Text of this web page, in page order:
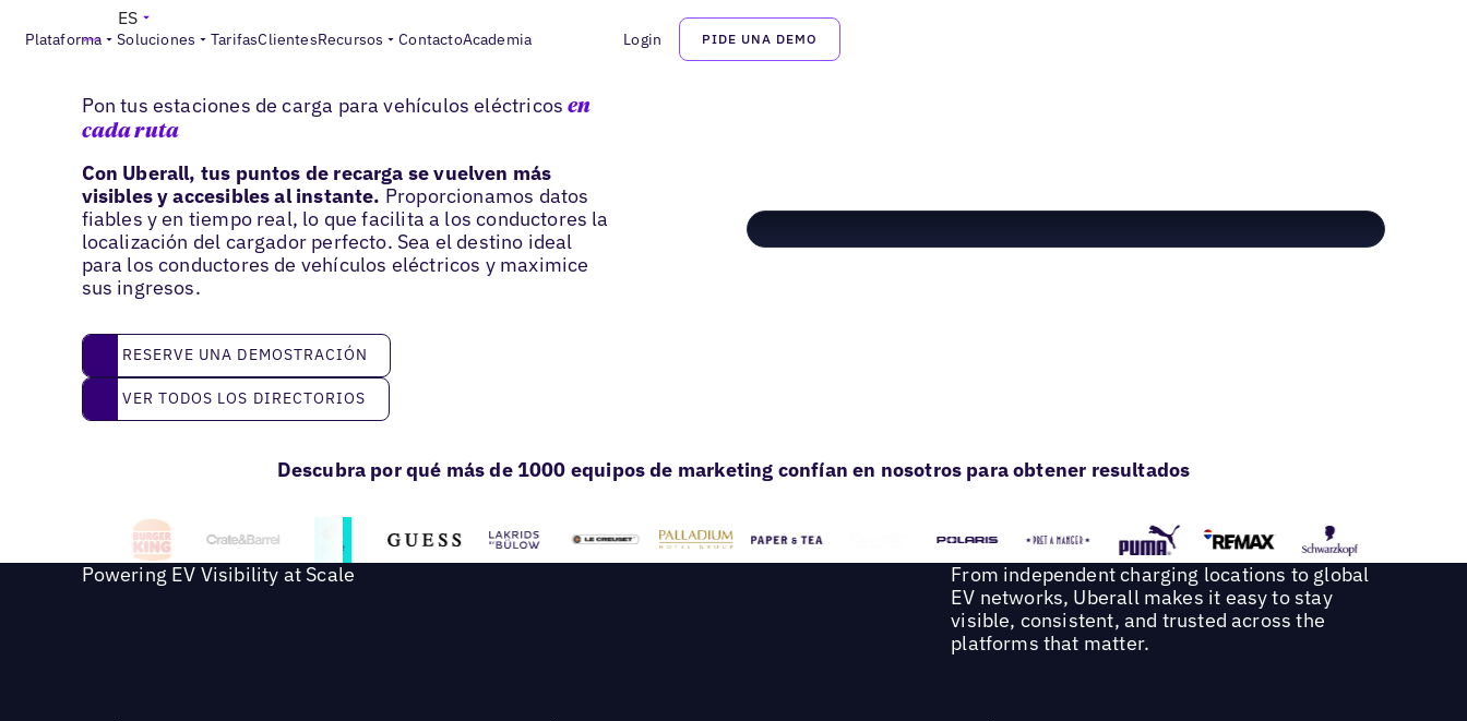
Plataforma Soluciones TarifasClientesRecursos ContactoAcademia Login PIDE UNA DEMO
ES
Estaciones de carga para vehículos eléctricos
Pon tus estaciones de carga para vehículos eléctricosen
cada ruta
Con Uberall, tus puntos de recarga se vuelven más
visibles y accesibles al instante. Proporcionamos datos
fiables y en tiempo real, lo que facilita a los conductores la
localización del cargador perfecto. Sea el destino ideal
para los conductores de vehículos eléctricos y maximice
sus ingresos.
reserve una demostración
RESERVE UNA DEMOSTRACIÓN
Ver todos los directorios
VER TODOS LOS DIRECTORIOS
Descubra por qué más de 1000 equipos de marketing confían en nosotros para obtener resultados
Powering EV Visibility at Scale
From independent charging locations to global
EV networks, Uberall makes it easy to stay
visible, consistent, and trusted across the
platforms that matter.